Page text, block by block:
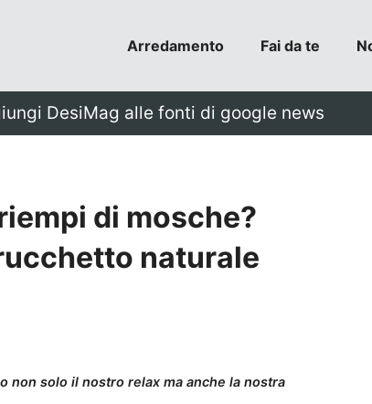
Arredamento Fai da te
DesiMag alle fonti di google news
di mosche?
naturale
non solo il nostro relax ma anche la nostra